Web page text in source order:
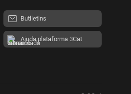
Butlletins
Ajuda plataforma 3Cat